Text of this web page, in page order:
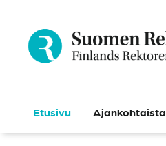
Etusivu Ajankohtaista